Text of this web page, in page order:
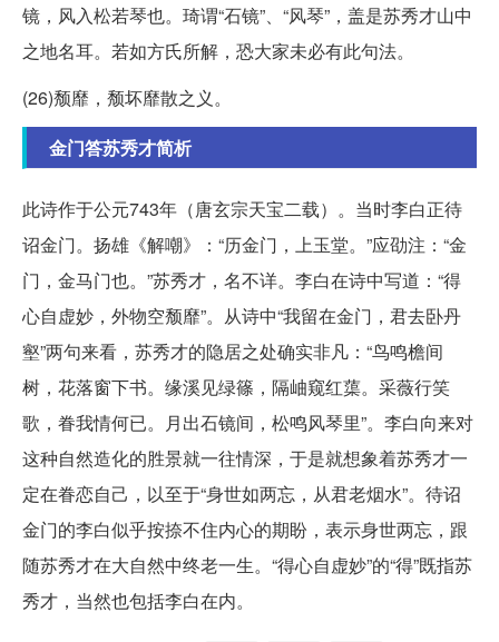
镜，风入松若琴也。琦谓“石镜”、“风琴”，盖是苏秀才山中
之地名耳。若如方氏所解，恐大家未必有此句法。
(26)颓靡，颓坏靡散之义。
金门答苏秀才简析
此诗作于公元743年（唐玄宗天宝二载）。当时李白正待
诏金门。扬雄《解嘲》：“历金门，上玉堂。”应劭注：“金
门，金马门也。”苏秀才，名不详。李白在诗中写道：“得
心自虚妙，外物空颓靡”。从诗中“我留在金门，君去卧丹
壑”两句来看，苏秀才的隐居之处确实非凡：“鸟鸣檐间
树，花落窗下书。缘溪见绿篠，隔岫窥红蕖。采薇行笑
歌，眷我情何已。月出石镜间，松鸣风琴里”。李白向来对
这种自然造化的胜景就一往情深，于是就想象着苏秀才一
定在眷恋自己，以至于“身世如两忘，从君老烟水”。待诏
金门的李白似乎按捺不住内心的期盼，表示身世两忘，跟
随苏秀才在大自然中终老一生。“得心自虚妙”的“得”既指苏
秀才，当然也包括李白在内。